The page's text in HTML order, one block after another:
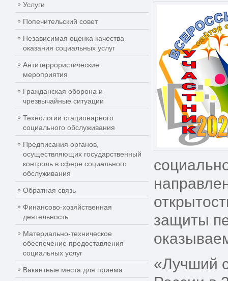
Услуги
Попечительский совет
Независимая оценка качества
оказания социальных услуг
Антитеррористические
мероприятия
Гражданская оборона и
чрезвычайные ситуации
Технологии стационарного
социального обслуживания
Предписания органов,
осуществляющих государственный
контроль в сфере социального
обслуживания
Обратная связь
Финансово-хозяйственная
деятельность
Материально-техническое
обеспечение предоставления
социальных услуг
Вакантные места для приема
защиты
«Лучший